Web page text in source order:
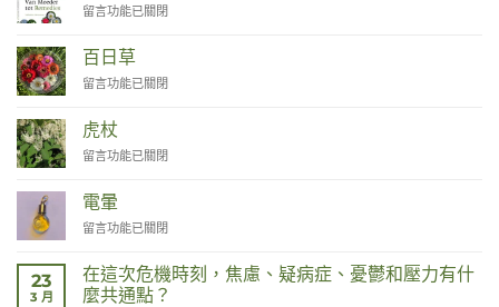
在
Moeder
tot
Remedies〉
留言功能已關閉
百日草
在
中
留言功能已關閉
虎杖
在
中
留言功能已關閉
電暈
在
中
留言功能已關閉
23
3 月
在這次危機時刻，焦慮、疑病症、憂鬱和壓力有什
麼共通點？